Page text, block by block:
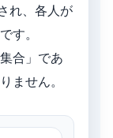
れ、各人が
す。
合」であ
ません。